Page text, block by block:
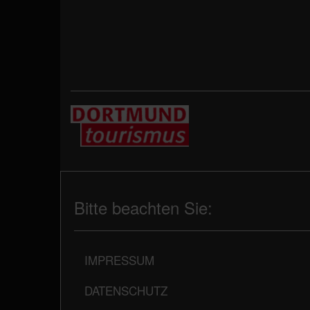
Bitte beachten Sie:
IMPRESSUM
DATENSCHUTZ